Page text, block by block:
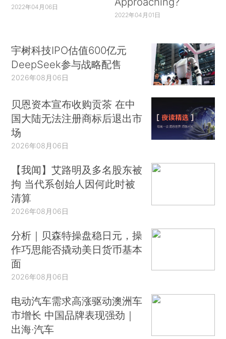
2022年04月06日
2022年04月01日
宇树科技IPO估值600亿元
DeepSeek参与战略配售
2026年08月06日
贝恩资本宣布收购贡茶 在中
国大陆无法注册商标后退出市
场
2026年08月06日
【我闻】艾路明及多名股东被
拘 当代系创始人因何此时被
清算
2026年08月06日
分析｜贝森特操盘稳日元，操
作巧思能否撬动美日货币基本
面
2026年08月06日
电动汽车需求高涨驱动澳洲车
市增长 中国品牌表现强劲｜
出海·汽车